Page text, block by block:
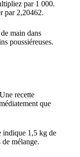
par 1 000.
par 2,20462.
main dans
poussiéreuses.
recette
que
indique 1,5 kg de
mélange.